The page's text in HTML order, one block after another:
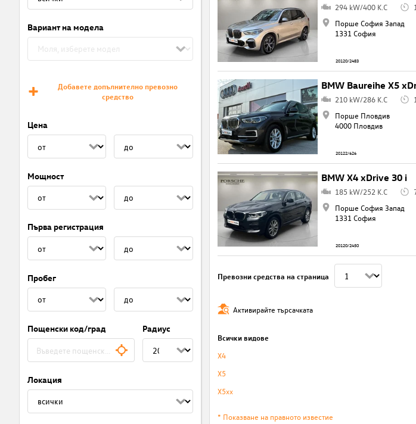
Вариант на модела
Добавете допълнително превозно
средство
Цена
Мощност
Първа регистрация
Пробег
Пощенски код/град Радиус
Локация
294 kW/400 K.C
Порше София Запад
1331 София
20120/2483
BMW Baureihe X5
210 kW/286 K.C
Порше Пловдив
4000 Пловдив
20122/626
BMW X4 xDrive 30 i
185 kW/252 K.C
Порше София Запад
1331 София
20120/2450
Превозни средства на страница
Активирайте търсачката
Всички видове
X4
X5
X5xx
* Показване на правното известие